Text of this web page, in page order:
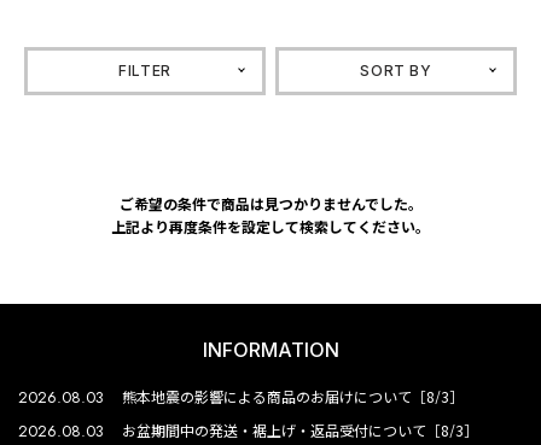
FILTER SORT BY
ご希望の条件で商品は見つかりませんでした。
上記より再度条件を設定して検索してください。
INFORMATION
2026.08.03 熊本地震の影響による商品のお届けについて［8/3］
2026.08.03 お盆期間中の発送・裾上げ・返品受付について［8/3］